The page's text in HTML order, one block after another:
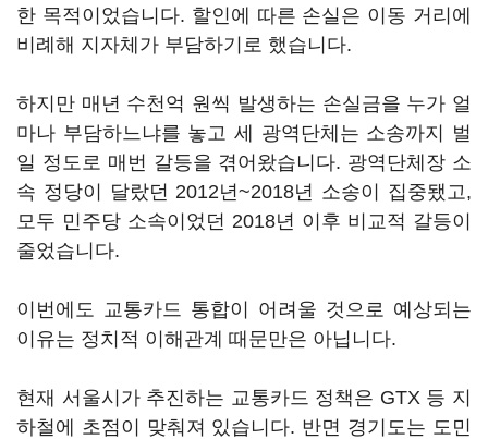
한 목적이었습니다. 할인에 따른 손실은 이동 거리에
비례해 지자체가 부담하기로 했습니다.
하지만 매년 수천억 원씩 발생하는 손실금을 누가 얼
마나 부담하느냐를 놓고 세 광역단체는 소송까지 벌
일 정도로 매번 갈등을 겪어왔습니다. 광역단체장 소
속 정당이 달랐던 2012년~2018년 소송이 집중됐고,
모두 민주당 소속이었던 2018년 이후 비교적 갈등이
줄었습니다.
이번에도 교통카드 통합이 어려울 것으로 예상되는
이유는 정치적 이해관계 때문만은 아닙니다.
현재 서울시가 추진하는 교통카드 정책은 GTX 등 지
하철에 초점이 맞춰져 있습니다. 반면 경기도는 도민